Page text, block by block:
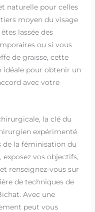
naturelle pour celles
moyen du visage
lassée des
ou si vous
de graisse, cette
pour obtenir un
avec votre
la clé du
expérimenté
la féminisation du
vos objectifs,
renseignez-vous sur
de techniques de
Avec une
peut vous